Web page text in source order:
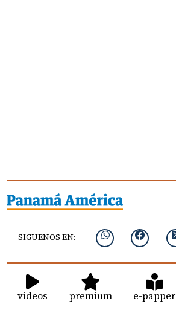
SIGUENOS EN:
videos premium e-papper